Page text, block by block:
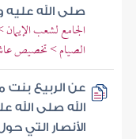
صلى الله
الجامع لشعب
الصيام > تخصيص
عن الربيع
الله صلى الله
الأنصار التي